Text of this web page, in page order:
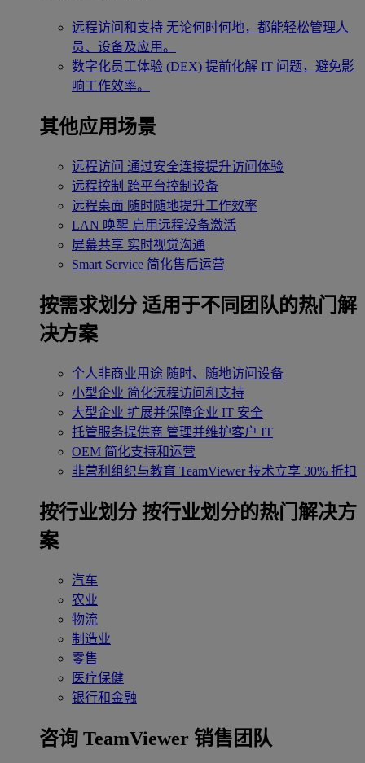
远程访问和支持 无论何时何地，都能轻松管理人
员、设备及应用。
数字化员工体验 (DEX) 提前化解 IT 问题，避免影
响工作效率。
其他应用场景
远程访问 通过安全连接提升访问体验
远程控制 跨平台控制设备
远程桌面 随时随地提升工作效率
LAN 唤醒 启用远程设备激活
屏幕共享 实时视觉沟通
Smart Service 简化售后运营
按需求划分 适用于不同团队的热门解
决方案
个人非商业用途 随时、随地访问设备
小型企业 简化远程访问和支持
大型企业 扩展并保障企业 IT 安全
托管服务提供商 管理并维护客户 IT
OEM 简化支持和运营
非营利组织与教育 TeamViewer 技术立享 30% 折扣
‌按行业划分 按行业划分的热门解决方
案
汽车
农业
物流
制造业
零售
医疗保健
银行和金融
咨询 TeamViewer 销售团队